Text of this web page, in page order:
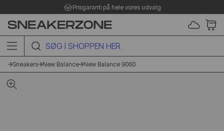
på hele vores udvalg
SØG I SHOPPEN HER
Sneakers New Balance New Balance 9060